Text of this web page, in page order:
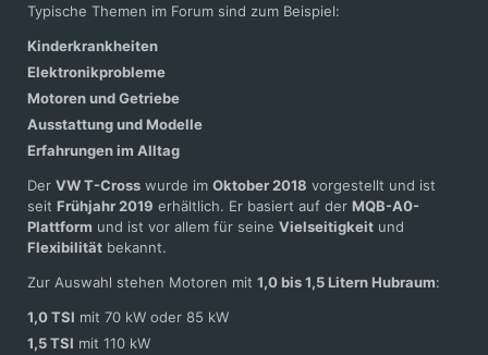
Typische Themen im Forum sind zum Beispiel:
Kinderkrankheiten
Elektronikprobleme
Motoren und Getriebe
Ausstattung und Modelle
Erfahrungen im Alltag
Der VW T-Cross wurde im Oktober 2018 vorgestellt und ist
seit Frühjahr 2019 erhältlich. Er basiert auf der MQB-A0-
Plattform und ist vor allem für seine Vielseitigkeit und
Flexibilität bekannt.
Zur Auswahl stehen Motoren mit 1,0 bis 1,5 Litern Hubraum:
1,0 TSI mit 70 kW oder 85 kW
1,5 TSI mit 110 kW